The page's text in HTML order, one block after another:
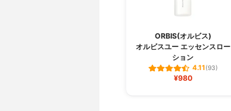
ORBIS(オルビス)
オルビスユー エッセンスロー
ション
4.11(93)
¥980